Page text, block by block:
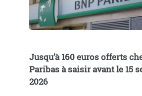
Jusqu’à 160 euros offerts
Paribas à saisir avant le 15
2026